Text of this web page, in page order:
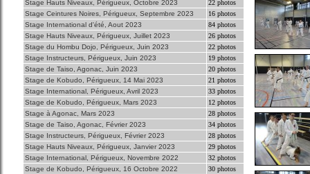
Stage Hauts Niveaux, Périgueux, Octobre 2023
22 photos
Stage Ceintures Noires, Périgueux, Septembre 2023
16 photos
Stage International d'été, Aout 2023
84 photos
Stage Hauts Niveaux, Périgueux, Juillet 2023
26 photos
Stage du Hombu Dojo, Périgueux, Juin 2023
22 photos
Stage Instructeurs, Périgueux, Juin 2023
19 photos
Stage de Taiso, Agonac, Juin 2023
20 photos
Stage de Kobudo, Périgueux, 14 Mai 2023
21 photos
Stage International, Périgueux, Avril 2023
33 photos
Stage de Kobudo, Périgueux, Mars 2023
12 photos
Stage à Agonac, Mars 2023
28 photos
Stage de Taiso, Agonac, Février 2023
34 photos
Stage Instructeurs, Périgueux, Février 2023
28 photos
Stage Hauts Niveaux, Périgueux, Janvier 2023
29 photos
Stage International, Périgueux, Novembre 2022
32 photos
Stage de Kobudo, Périgueux, 16 Octobre 2022
30 photos